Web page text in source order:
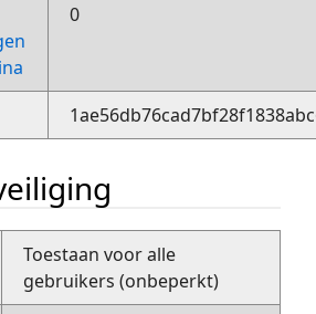
0
Toestaan voor alle
gebruikers (onbeperkt)